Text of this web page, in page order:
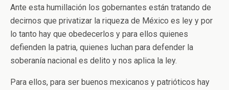
Ante esta humillación los gobernantes están tratando de
decirnos que privatizar la riqueza de México es ley y por
lo tanto hay que obedecerlos y para ellos quienes
defienden la patria, quienes luchan para defender la
soberanía nacional es delito y nos aplica la ley.
Para ellos, para ser buenos mexicanos y patrióticos hay